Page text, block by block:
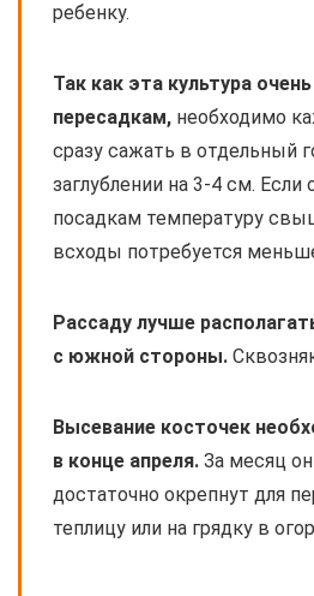
ребенку.
Так как эта культура
пересадкам, необходимо
сразу сажать в отдельный
заглублении на 3-4 см. Если
посадкам температуру
всходы потребуется
Рассаду лучше
с южной стороны.
Высевание косточек
в конце апреля. За месяц
достаточно окрепнут для
теплицу или на грядку в